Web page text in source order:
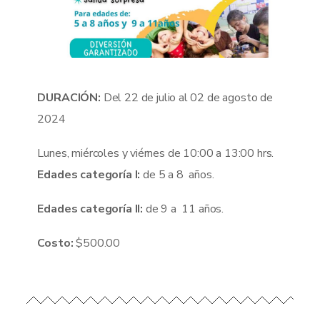
DURACIÓN: Del 22 de julio al 02 de agosto de
2024
Lunes, miércoles y viérnes de 10:00 a 13:00 hrs.
Edades categoría I: de 5 a 8 años.
Edades categoría II: de 9 a 11 años.
Costo:$500.00